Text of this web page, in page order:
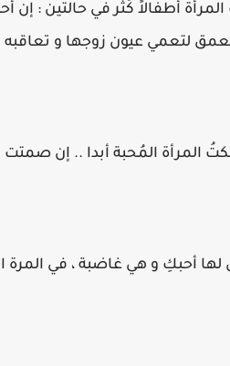
المرأة أطفالاً كُثر في حالتين :
لتعمي عيون زوجها و تعاقبه